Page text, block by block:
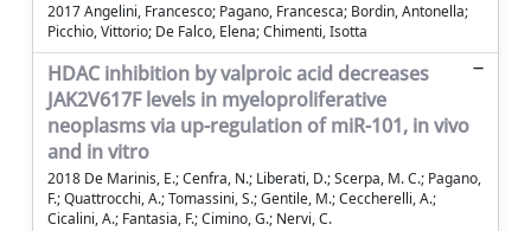
2017 Angelini, Francesco; Pagano, Francesca; Bordin, Antonella;
Picchio, Vittorio; De Falco, Elena; Chimenti, Isotta
HDAC inhibition by valproic acid decreases
JAK2V617F levels in myeloproliferative
neoplasms via up-regulation of miR-101, in vivo
and in vitro
2018 De Marinis, E.; Cenfra, N.; Liberati, D.; Scerpa, M. C.; Pagano,
F.; Quattrocchi, A.; Tomassini, S.; Gentile, M.; Ceccherelli, A.;
Cicalini, A.; Fantasia, F.; Cimino, G.; Nervi, C.